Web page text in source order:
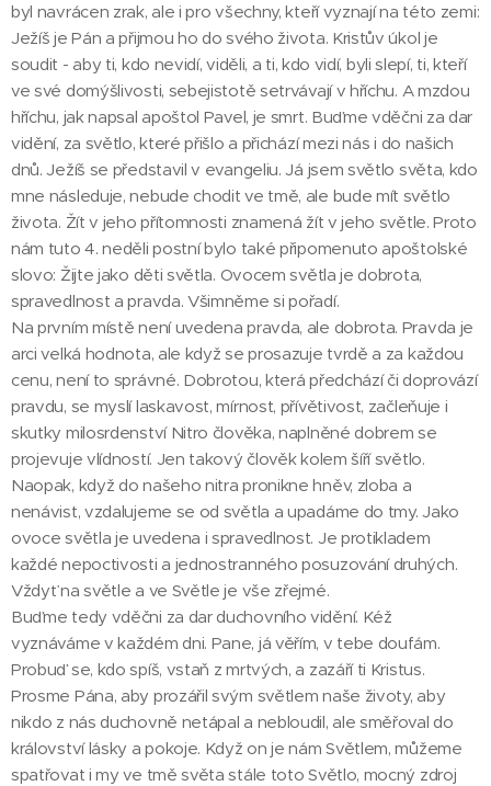
byl navrácen zrak, ale i pro všechny, kteří vyznají na této zemi:
Ježíš je Pán a přijmou ho do svého života. Kristův úkol je
soudit - aby ti, kdo nevidí, viděli, a ti, kdo vidí, byli slepí, ti, kteří
ve své domýšlivosti, sebejistotě setrvávají v hříchu. A mzdou
hříchu, jak napsal apoštol Pavel, je smrt. Buďme vděčni za dar
vidění, za světlo, které přišlo a přichází mezi nás i do našich
dnů. Ježíš se představil v evangeliu. Já jsem světlo světa, kdo
mne následuje, nebude chodit ve tmě, ale bude mít světlo
života. Žít v jeho přítomnosti znamená žít v jeho světle. Proto
nám tuto 4. neděli postní bylo také připomenuto apoštolské
slovo: Žijte jako děti světla. Ovocem světla je dobrota,
spravedlnost a pravda. Všimněme si pořadí.
Na prvním místě není uvedena pravda, ale dobrota. Pravda je
arci velká hodnota, ale když se prosazuje tvrdě a za každou
cenu, není to správné. Dobrotou, která předchází či doprovází
pravdu, se myslí laskavost, mírnost, přívětivost, začleňuje i
skutky milosrdenství Nitro člověka, naplněné dobrem se
projevuje vlídností. Jen takový člověk kolem šíří světlo.
Naopak, když do našeho nitra pronikne hněv, zloba a
nenávist, vzdalujeme se od světla a upadáme do tmy. Jako
ovoce světla je uvedena i spravedlnost. Je protikladem
každé nepoctivosti a jednostranného posuzování druhých.
Vždyť na světle a ve Světle je vše zřejmé.
Buďme tedy vděčni za dar duchovního vidění. Kéž
vyznáváme v každém dni. Pane, já věřím, v tebe doufám.
Probuď se, kdo spíš, vstaň z mrtvých, a zazáří ti Kristus.
Prosme Pána, aby prozářil svým světlem naše životy, aby
nikdo z nás duchovně netápal a nebloudil, ale směřoval do
království lásky a pokoje. Když on je nám Světlem, můžeme
spatřovat i my ve tmě světa stále toto Světlo, mocný zdroj